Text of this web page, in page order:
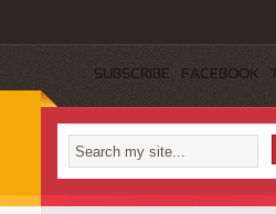
SUBSCRIBE FACEBOOK